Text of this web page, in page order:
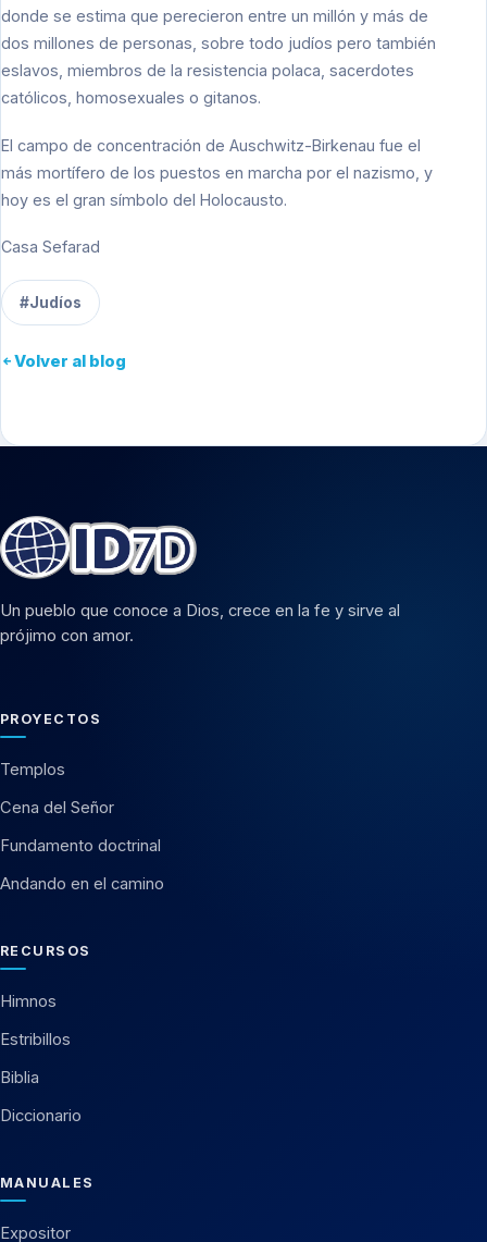
donde se estima que perecieron entre un millón y más de
dos millones de personas, sobre todo judíos pero también
eslavos, miembros de la resistencia polaca, sacerdotes
católicos, homosexuales o gitanos.
El campo de concentración de Auschwitz-Birkenau fue el
más mortífero de los puestos en marcha por el nazismo, y
hoy es el gran símbolo del Holocausto.
Casa Sefarad
#Judíos
Volver al blog
Un pueblo que conoce a Dios, crece en la fe y sirve al
prójimo con amor.
PROYECTOS
Templos
Cena del Señor
Fundamento doctrinal
Andando en el camino
RECURSOS
Himnos
Estribillos
Biblia
Diccionario
MANUALES
Expositor